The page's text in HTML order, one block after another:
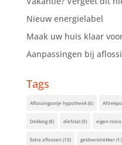
Nieuw energielabel
Maak uw huis klaar
Aanpassingen bij
Tags
Aflossingsvrije hypotheek(6)
Dekking(8) diefstal(9) eigen risico
Extra aflossen(10) geldverstrekker